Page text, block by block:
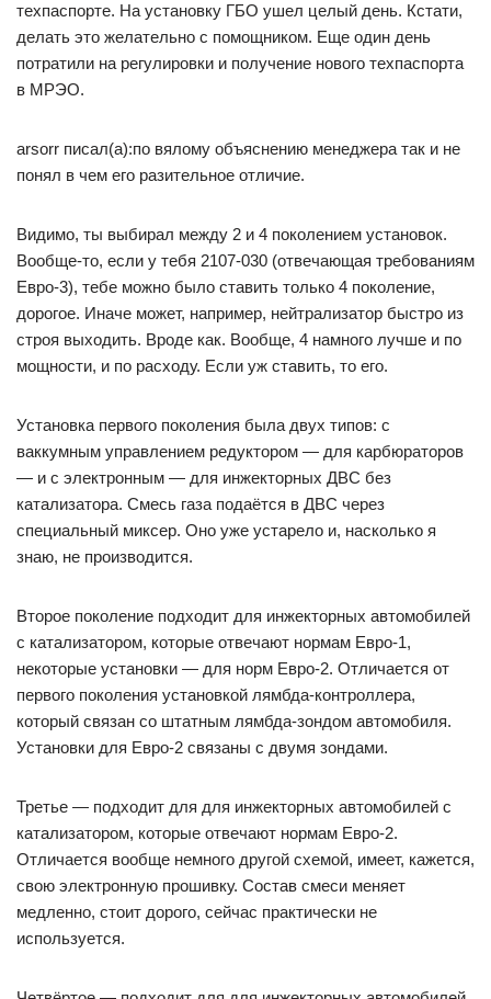
техпаспорте. На установку ГБО ушел целый день. Кстати,
делать это желательно с помощником. Еще один день
потратили на регулировки и получение нового техпаспорта
в МРЭО.
arsorr писал(а):по вялому объяснению менеджера так и не
понял в чем его разительное отличие.
Видимо, ты выбирал между 2 и 4 поколением установок.
Вообще-то, если у тебя 2107-030 (отвечающая требованиям
Евро-3), тебе можно было ставить только 4 поколение,
дорогое. Иначе может, например, нейтрализатор быстро из
строя выходить. Вроде как. Вообще, 4 намного лучше и по
мощности, и по расходу. Если уж ставить, то его.
Установка первого поколения была двух типов: с
ваккумным управлением редуктором — для карбюраторов
— и с электронным — для инжекторных ДВС без
катализатора. Смесь газа подаётся в ДВС через
специальный миксер. Оно уже устарело и, насколько я
знаю, не производится.
Второе поколение подходит для инжекторных автомобилей
с катализатором, которые отвечают нормам Евро-1,
некоторые установки — для норм Евро-2. Отличается от
первого поколения установкой лямбда-контроллера,
который связан со штатным лямбда-зондом автомобиля.
Установки для Евро-2 связаны с двумя зондами.
Третье — подходит для для инжекторных автомобилей с
катализатором, которые отвечают нормам Евро-2.
Отличается вообще немного другой схемой, имеет, кажется,
свою электронную прошивку. Состав смеси меняет
медленно, стоит дорого, сейчас практически не
используется.